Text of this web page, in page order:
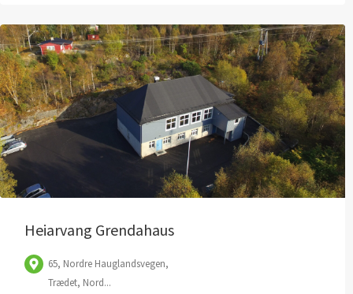
Heiarvang Grendahaus
65, Nordre Hauglandsvegen,
Trædet, Nord...